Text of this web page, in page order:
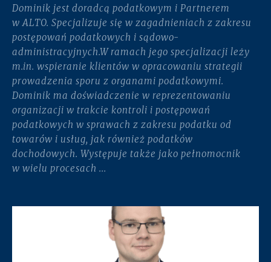
Dominik jest doradcą podatkowym i Partnerem
w ALTO. Specjalizuje się w zagadnieniach z zakresu
postępowań podatkowych i sądowo-
administracyjnych.​ W ramach jego specjalizacji leży
m.in. wspieranie klientów w opracowaniu strategii
prowadzenia sporu z organami podatkowymi.
Dominik ma doświadczenie w reprezentowaniu
organizacji w trakcie kontroli i postępowań
podatkowych w sprawach z zakresu podatku od
towarów i usług, jak również podatków
dochodowych. Występuje także jako pełnomocnik
w wielu procesach ...